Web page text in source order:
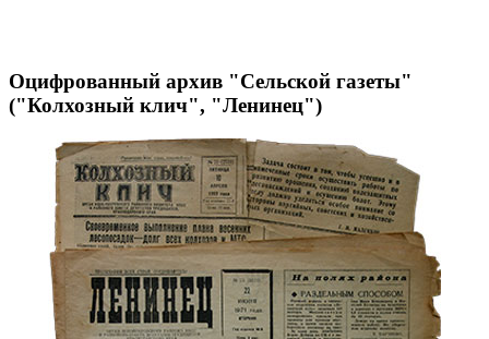
Оцифрованный архив "Сельской газеты"
("Колхозный клич", "Ленинец")